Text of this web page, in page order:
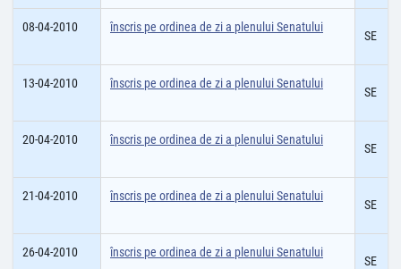
08-04-2010 înscris pe ordinea de zi a plenului Senatului
SE
13-04-2010 înscris pe ordinea de zi a plenului Senatului
SE
20-04-2010 înscris pe ordinea de zi a plenului Senatului
SE
21-04-2010 înscris pe ordinea de zi a plenului Senatului
SE
26-04-2010 înscris pe ordinea de zi a plenului Senatului
SE